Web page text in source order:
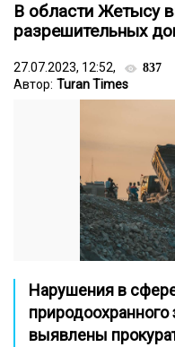
В области Жетысу
разрешительных
27.07.2023, 12:52, 837
Автор: Turan Times
Нарушения в
природоохранного
выявлены